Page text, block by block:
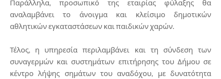
Παράλληλα, προσωπικό της εταιρίας φύλαξης θα
αναλαμβάνει το άνοιγμα και κλείσιμο δημοτικών
αθλητικών εγκαταστάσεων και παιδικών χαρών.
Τέλος, η υπηρεσία περιλαμβάνει και τη σύνδεση των
συναγερμών και συστημάτων επιτήρησης του Δήμου σε
κέντρο λήψης σημάτων του αναδόχου, με δυνατότητα